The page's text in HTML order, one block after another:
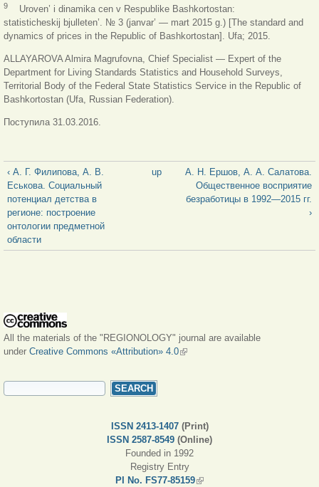
9
Uroven’ i dinamika cen v Respublike Bashkortostan:
statisticheskij bjulleten’. № 3 (janvar’ — mart 2015 g.) [The standard and
dynamics of prices in the Republic of Bashkortostan]. Ufa; 2015.
ALLAYAROVA Almira Magrufovna, Chief Specialist — Expert of the
Department for Living Standards Statistics and Household Surveys,
Territorial Body of the Federal State Statistics Service in the Republic of
Bashkortostan (Ufa, Russian Federation).
Поступила 31.03.2016.
‹ А. Г. Филипова, А. В.
Еськова. Социальный
потенциал детства в
регионе: построение
онтологии предметной
области
up
А. Н. Ершов, А. А. Салатова.
Общественное восприятие
безработицы в 1992—2015 гг.
›
All the materials of the "REGIONOLOGY" journal are available
under Creative Commons «Attribution» 4.0(link is external)
SEARCH FORM
ISSN 2413-1407(Print)
ISSN 2587-8549 (Online)
Founded in 1992
Registry Entry
PI No. FS77-85159(link is external)